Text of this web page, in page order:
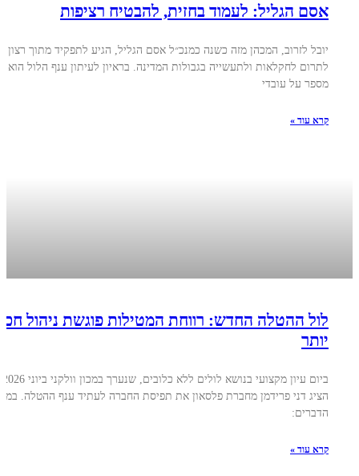
אסם הגליל: לעמוד בחזית, להבטיח רציפות
יובל לזרוב, המכהן מזה כשנה כמנכ״ל אסם הגליל, הגיע לתפקיד מתוך רצון
לתרום לחקלאות ולתעשייה בגבולות המדינה. בראיון לעיתון ענף הלול הוא
מספר על עובדי
קרא עוד »
לול ההטלה החדש: רווחת המטילות פוגשת ניהול
יותר
הציג דני פרידמן מחברת פלסאון את תפיסת החברה לעתיד ענף ההטלה.
הדברים:
קרא עוד »